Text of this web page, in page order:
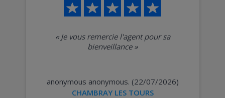
« Je vous remercie l'agent pour sa
bienveillance»
anonymous anonymous. (22/07/2026)
CHAMBRAY LES TOURS